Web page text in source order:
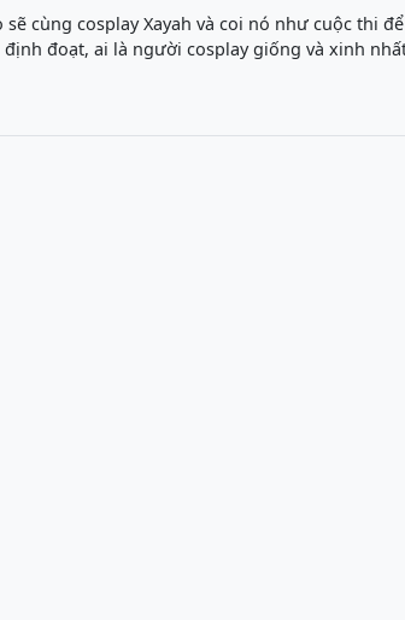
sẽ cùng cosplay Xayah và coi nó như cuộc thi để
đoạt, ai là người cosplay giống và xinh